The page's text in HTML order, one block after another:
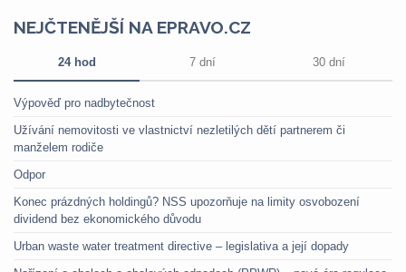
NEJČTENĚJŠÍ NA EPRAVO.CZ
24 hod 7 dní 30 dní
Výpověď pro nadbytečnost
Užívání nemovitosti ve vlastnictví nezletilých dětí partnerem či
manželem rodiče
Odpor
Konec prázdných holdingů? NSS upozorňuje na limity osvobození
dividend bez ekonomického důvodu
Urban waste water treatment directive – legislativa a její dopady